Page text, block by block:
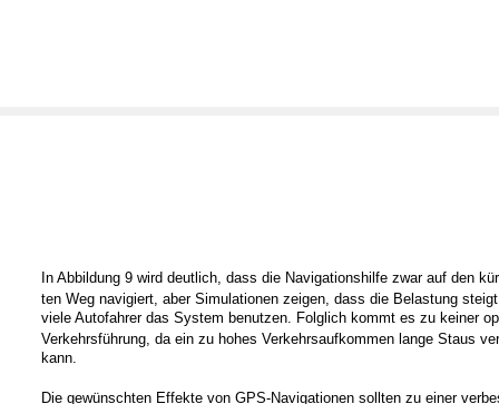
In Abbildung 9 wird deutlich, dass die Navigationshilfe zwar auf den
ten Weg navigiert, aber Simulationen zeigen, dass die Belastung
viele Autofahrer das System benutzen. Folglich kommt es zu keiner
Verkehrsführung, da ein zu hohes Verkehrsaufkommen lange Staus
kann.
Die gewünschten Effekte von GPS-Navigationen sollten zu einer